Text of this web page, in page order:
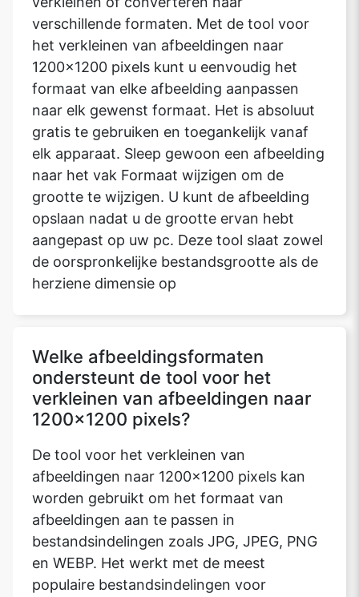
verschillende formaten. Met de tool voor
het verkleinen van afbeeldingen naar
1200x1200 pixels kunt u eenvoudig het
formaat van elke afbeelding aanpassen
naar elk gewenst formaat. Het is absoluut
gratis te gebruiken en toegankelijk vanaf
elk apparaat. Sleep gewoon een afbeelding
naar het vak Formaat wijzigen om de
grootte te wijzigen. U kunt de afbeelding
opslaan nadat u de grootte ervan hebt
aangepast op uw pc. Deze tool slaat zowel
de oorspronkelijke bestandsgrootte als de
herziene dimensie op
Welke afbeeldingsformaten
ondersteunt de tool voor het
verkleinen van afbeeldingen naar
1200x1200 pixels?
De tool voor het verkleinen van
afbeeldingen naar 1200x1200 pixels kan
worden gebruikt om het formaat van
afbeeldingen aan te passen in
bestandsindelingen zoals JPG, JPEG, PNG
en WEBP. Het werkt met de meest
populaire bestandsindelingen voor